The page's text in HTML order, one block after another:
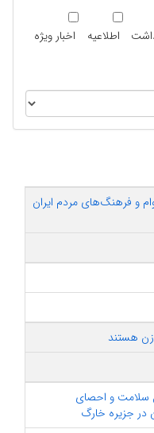
اطلاعیه اخبار ویژه
و فرهنگ‌های مردم ایران
و احصای
در جزیره خارگ